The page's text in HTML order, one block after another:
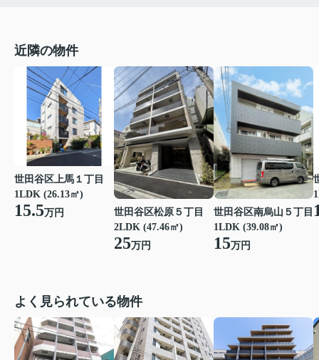
近隣の物件
世田谷区上馬１丁目
1LDK (26.13㎡)
15.5万円
世田谷区松原５丁目
2LDK (47.46㎡)
25万円
世田谷区南烏山５丁目
1LDK (39.08㎡)
15万円
よく見られている物件